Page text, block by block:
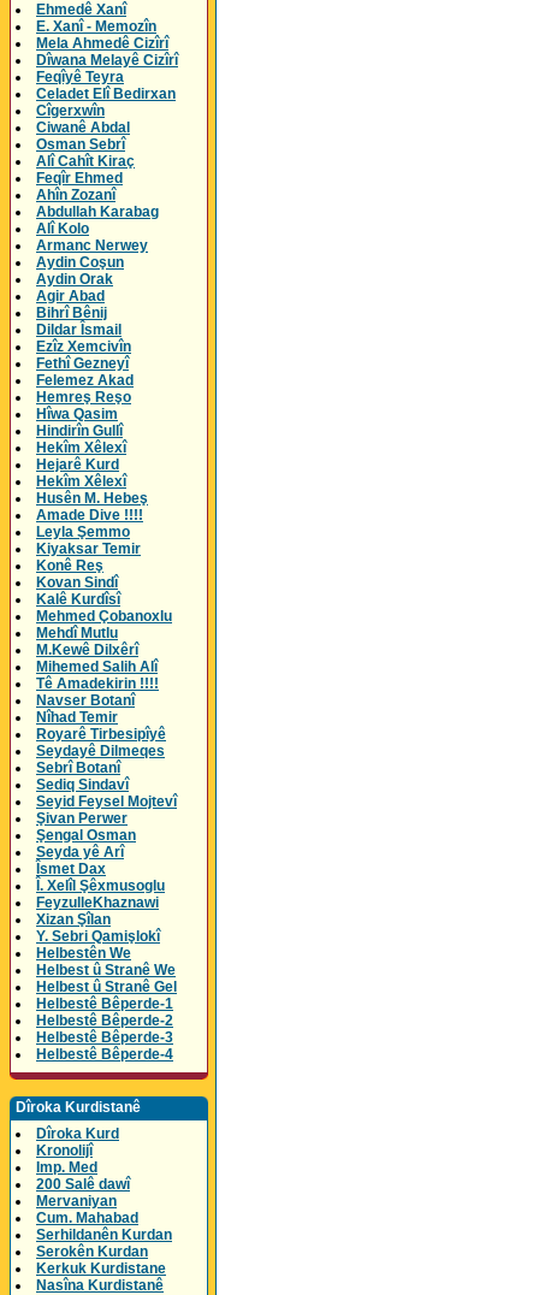
Ehmedê Xanî
E. Xanî - Memozîn
Mela Ahmedê Cizîrî
Dîwana Melayê Cizîrî
Feqîyê Teyra
Celadet Elî Bedirxan
Cîgerxwîn
Ciwanê Abdal
Osman Sebrî
Alî Cahît Kiraç
Feqîr Ehmed
Ahîn Zozanî
Abdullah Karabag
Alî Kolo
Armanc Nerwey
Aydin Coşun
Aydin Orak
Agir Abad
Bihrî Bênij
Dildar Îsmail
Ezîz Xemcivîn
Fethî Gezneyî
Felemez Akad
Hemreş Reşo
Hîwa Qasim
Hindirîn Gullî
Hekîm Xêlexî
Hejarê Kurd
Hekîm Xêlexî
Husên M. Hebeş
Amade Dive !!!!
Leyla Şemmo
Kiyaksar Temir
Konê Reş
Kovan Sindî
Kalê Kurdîsî
Mehmed Çobanoxlu
Mehdî Mutlu
M.Kewê Dilxêrî
Mihemed Salih Alî
Tê Amadekirin !!!!
Navser Botanî
Nîhad Temir
Royarê Tirbesipîyê
Seydayê Dilmeqes
Sebrî Botanî
Sediq Sindavî
Seyid Feysel Mojtevî
Şivan Perwer
Şengal Osman
Seyda yê Arî
Îsmet Dax
Î. Xelîl Şêxmusoglu
FeyzulleKhaznawi
Xizan Şîlan
Y. Sebri Qamişlokî
Helbestên We
Helbest û Stranê We
Helbest û Stranê Gel
Helbestê Bêperde-1
Helbestê Bêperde-2
Helbestê Bêperde-3
Helbestê Bêperde-4
Dîroka Kurdistanê
Dîroka Kurd
Kronolijî
Imp. Med
200 Salê dawî
Mervaniyan
Cum. Mahabad
Serhildanên Kurdan
Serokên Kurdan
Kerkuk Kurdistane
Nasîna Kurdistanê